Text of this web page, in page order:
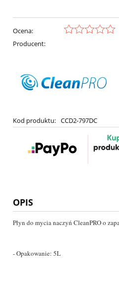
Ocena:
Producent:
Kod produktu: CCD2-797DC
OPIS
Płyn do mycia naczyń CleanPRO o
- Opakowanie: 5L